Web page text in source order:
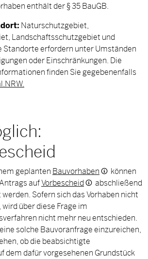
enthält der § 35 BauGB.
Naturschutzgebiet,
Landschaftsschutzgebiet und
Standorte erfordern unter Umständen
oder Einschränkungen. Die
finden Sie gegebenenfalls
geplanten Bauvorhaben
können
aufVorbescheid
abschließend
Sofern sich das Vorhaben nicht
über diese Frage im
nicht mehr neu entschieden.
solche Bauvoranfrage einzureichen,
ob die beabsichtigte
dem dafür vorgesehenen Grundstück